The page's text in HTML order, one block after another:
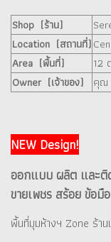
Shop (ร้าน)
Location (สถานที่)
Area (พื้นที่)
12
Owner (เจ้าของ)
คุณ
NEW Design!
ออกแบบ ผลิต และติ
ขายเพชร สร้อย ข้อ
พื้นที่มุมห้างฯ Zone ร้าน